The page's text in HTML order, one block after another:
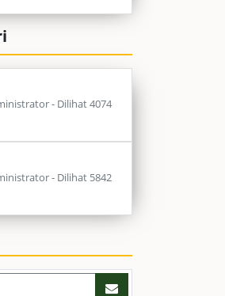
- Dilihat 4074
- Dilihat 5842